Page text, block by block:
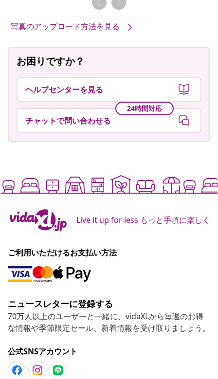
写真のアップロード方法を見る
お困りですか？
ヘルプセンターを見る
24時間対応
チャットで問い合わせる
Live it up for less もっと手頃に楽しく
ご利用いただけるお支払い方法
ニュースレターに登録する
70万人以上のユーザーと一緒に、vidaXLから毎週のお得
な情報や季節限定セール、新着情報を受け取りましょう。
公式SNSアカウント